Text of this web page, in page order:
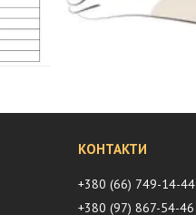
+380 (66) 749-14-44
+380 (97) 867-54-46